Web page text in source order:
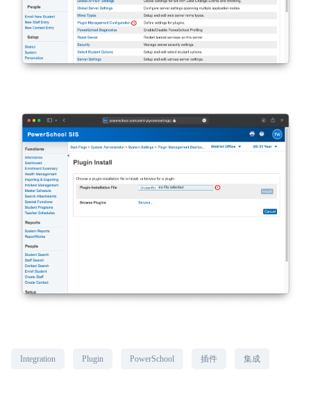
Integration Plugin PowerSchool 插件 集成